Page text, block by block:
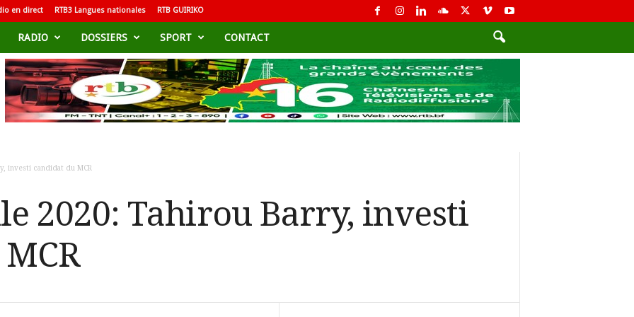
en direct RTB3 Langues nationales RTB GUIRIKO
RADIO DOSSIERS SPORT CONTACT
investi candidat du MCR
2020: Tahirou Barry, investi